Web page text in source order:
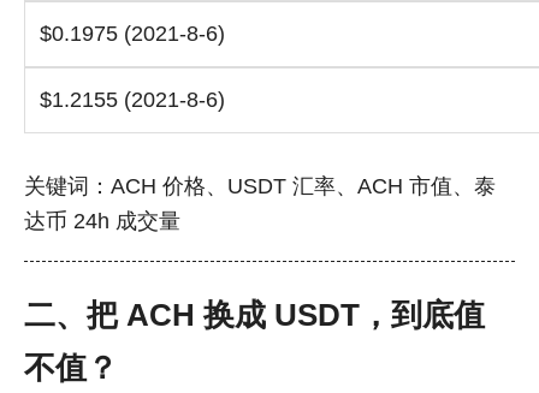
$0.1975 (2021-8-6)
$1.2155 (2021-8-6)
关键词：ACH 价格、USDT 汇率、ACH 市值、泰
达币 24h 成交量
二、把 ACH 换成 USDT，到底值
不值？